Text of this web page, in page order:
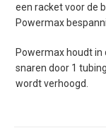
een racket voor de
Powermax
Powermax houdt in
snaren door 1
wordt verhoogd.